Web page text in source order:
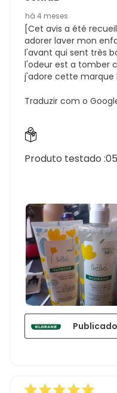
há 4 meses
[Cet avis a été
adorer laver mon
l'avant qui sent très
l'odeur est a tomber
j'adore cette marque
Traduzir com o
Produto testado :